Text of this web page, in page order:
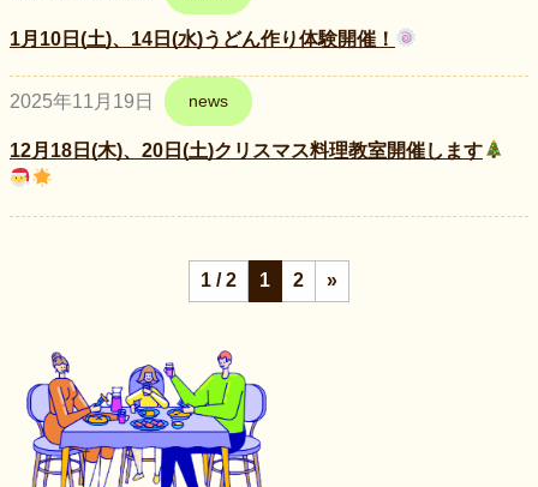
1月10日(土)、14日(水)うどん作り体験開催！
2025年11月19日 news
12月18日(木)、20日(土)クリスマス料理教室開催します
1 / 2 1 2 »